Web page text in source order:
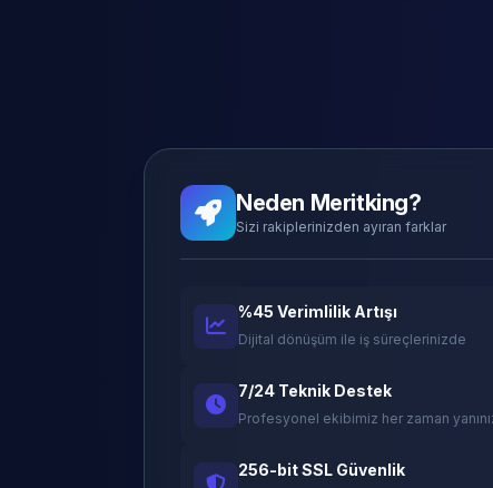
Neden Meritking?
Sizi rakiplerinizden ayıran farklar
%45 Verimlilik Artışı
Dijital dönüşüm ile iş süreçlerinizde
7/24 Teknik Destek
Profesyonel ekibimiz her zaman
256-bit SSL Güvenlik